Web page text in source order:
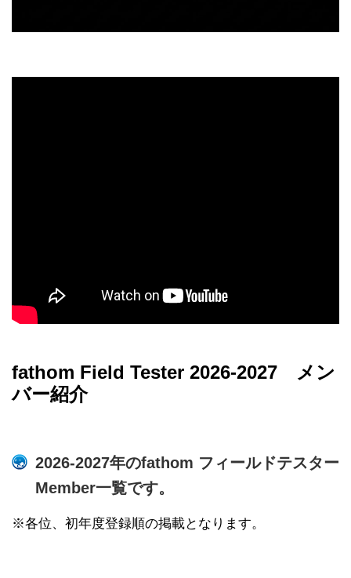
fathom Field Tester 2026-2027 メン
バー紹介
2026-2027年のfathom フィールドテスター
Member一覧です。
※各位、初年度登録順の掲載となります。